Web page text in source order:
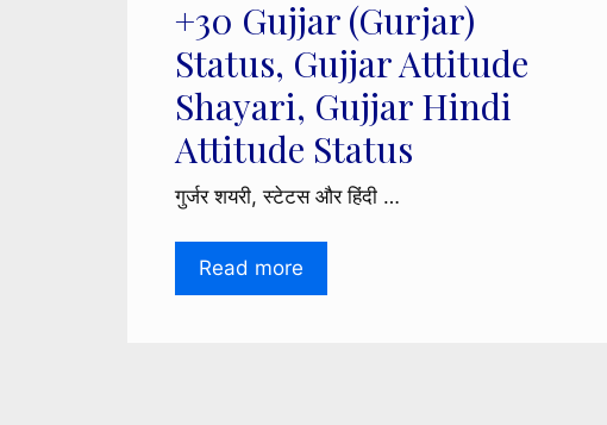
+30 Gujjar (Gurjar)
Status, Gujjar Attitude
Shayari, Gujjar Hindi
Attitude Status
गुर्जर शयरी, स्टेटस और हिंदी …
Read more